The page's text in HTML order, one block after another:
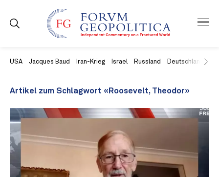
USA Jacques Baud Iran-Krieg Israel Russland Deutschland
Artikel zum Schlagwort «Roosevelt, Theodor»